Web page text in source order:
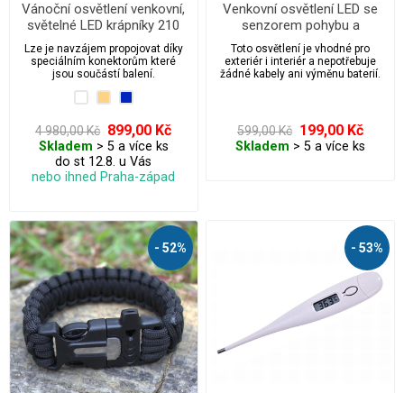
Vánoční osvětlení venkovní,
světelné LED krápníky 210
ks/10 m s flash efektem a
časovačem
Lze je navzájem propojovat díky
speciálním konektorům které
jsou součástí balení.
4 980,00 Kč 899,00 Kč
Skladem > 5 a více ks
do st 12.8. u Vás
nebo ihned Praha-západ
Venkovní osvětlení LED se
senzorem pohybu a
solárním nabíjením
Toto osvětlení je vhodné pro
exteriér i interiér a nepotřebuje
žádné kabely ani výměnu baterií.
599,00 Kč 199,00 Kč
Skladem > 5 a více ks
- 52% - 53%